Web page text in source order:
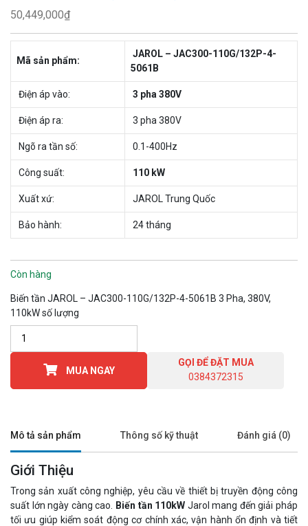
50,449,000₫
Mã sản phẩm:
JAROL – JAC300-110G/132P-4-
5061B
Điện áp vào: 3 pha 380V
Điện áp ra: 3 pha 380V
Ngõ ra tần số: 0.1-400Hz
Công suất: 110 kW
Xuất xứ: JAROL Trung Quốc
Bảo hành: 24 tháng
Còn hàng
Biến tần JAROL – JAC300-110G/132P-4-5061B 3 Pha, 380V,
110kW số lượng
MUA NGAY
GỌI ĐỂ ĐẶT MUA
0384372315
Mô tả sản phẩm Thông số kỹ thuật Đánh giá (0)
Giới Thiệu
Trong sản xuất công nghiệp, yêu cầu về thiết bị truyền động công
suất lớn ngày càng cao. Biến tần 110kW Jarol mang đến giải pháp
tối ưu giúp kiểm soát động cơ chính xác, vận hành ổn định và tiết